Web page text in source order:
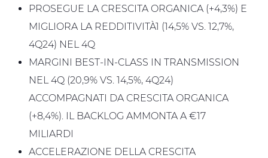
PROSEGUE LA CRESCITA ORGANICA (+4,3%) E
MIGLIORA LA REDDITIVITÀ1 (14,5% VS. 12,7%,
4Q24) NEL 4Q
MARGINI BEST-IN-CLASS IN TRANSMISSION
NEL 4Q (20,9% VS. 14,5%, 4Q24)
ACCOMPAGNATI DA CRESCITA ORGANICA
(+8,4%). IL BACKLOG AMMONTA A €17
MILIARDI
ACCELERAZIONE DELLA CRESCITA